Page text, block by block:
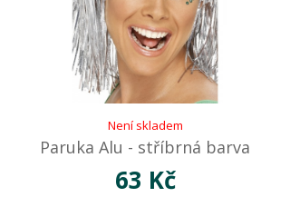
Není skladem
Paruka Alu - stříbrná barva
63 Kč